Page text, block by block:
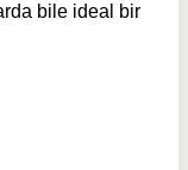
bile ideal bir